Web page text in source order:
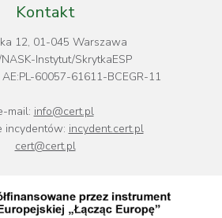
Kontakt
12, 01-045 Warszawa
NASK-Instytut/SkrytkaESP
60057-61611-BCEGR-11
mail: info@cert.pl
incydentów: incydent.cert.pl
cert@cert.pl